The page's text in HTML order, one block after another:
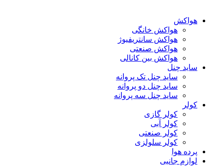
هواکش
هواکش خانگی
هواکش سانتریفیوژ
هواکش صنعتی
هواکش بین کانالی
ساید چنل
ساید چنل تک پروانه
ساید چنل دو پروانه
ساید چنل سه پروانه
کولر
کولر گازی
کولر آبی
کولر صنعتی
کولر سلولزی
پرده هوا
لوازم جانبی